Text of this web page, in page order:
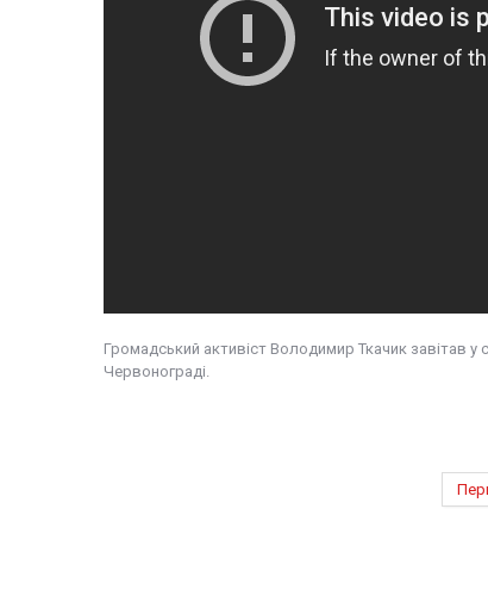
Громадський активіст Володимир Ткачик завітав у
Червонограді.